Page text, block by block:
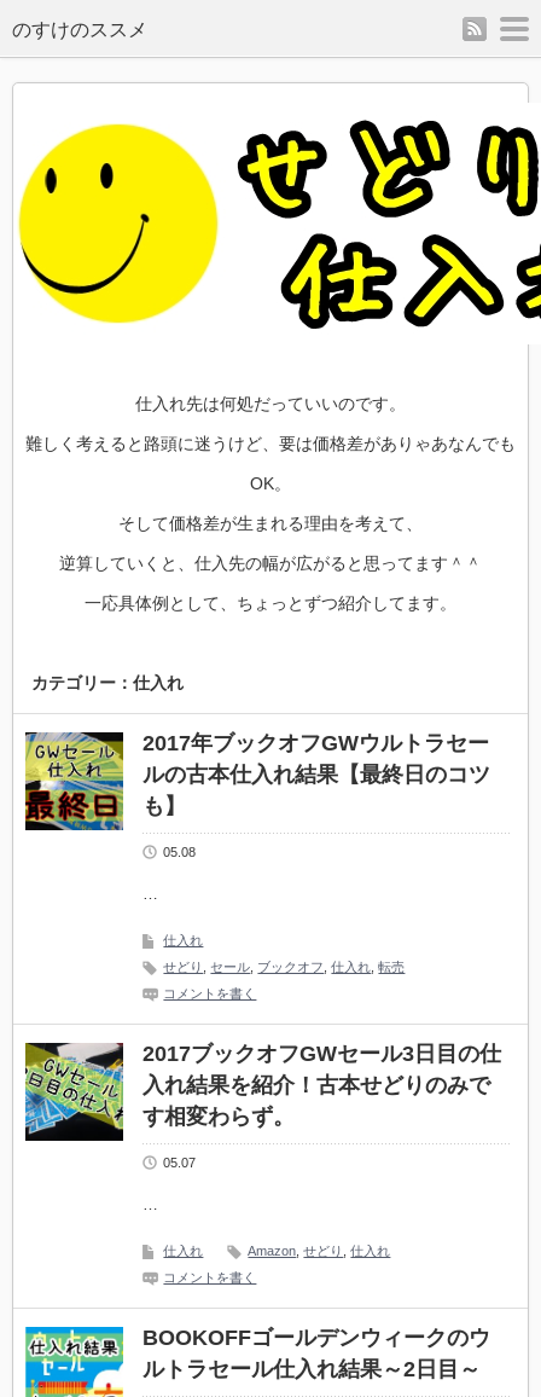
のすけのススメ rss
仕入れ先は何処だっていいのです。
難しく考えると路頭に迷うけど、要は価格差がありゃあなんでも
OK。
そして価格差が生まれる理由を考えて、
逆算していくと、仕入先の幅が広がると思ってます＾＾
一応具体例として、ちょっとずつ紹介してます。
カテゴリー：仕入れ
2017年ブックオフGWウルトラセー
ルの古本仕入れ結果【最終日のコツ
も】
05.08
…
仕入れ
せどり
セール ブックオフ ,仕入れ ,転売
コメントを書く
2017ブックオフGWセール3日目の仕
入れ結果を紹介！古本せどりのみで
す相変わらず。
05.07
…
仕入れ Amazon ,せどり ,仕入れ
コメントを書く
BOOKOFFゴールデンウィークのウ
ルトラセール仕入れ結果～2日目～